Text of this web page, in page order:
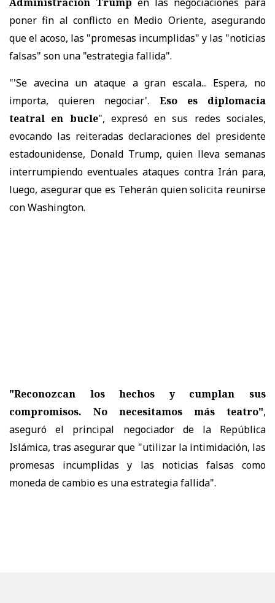
poner fin al conflicto en Medio Oriente, asegurando
que el acoso, las "promesas incumplidas" y las "noticias
falsas" son una "estrategia fallida".
"'Se avecina un ataque a gran escala... Espera, no
importa, quieren negociar'. Eso es diplomacia
teatral en bucle", expresó en sus redes sociales,
evocando las reiteradas declaraciones del presidente
estadounidense, Donald Trump, quien lleva semanas
interrumpiendo eventuales ataques contra Irán para,
luego, asegurar que es Teherán quien solicita reunirse
con Washington.
"Reconozcan los hechos y cumplan sus
compromisos. No necesitamos más teatro",
aseguró el principal negociador de la República
Islámica, tras asegurar que "utilizar la intimidación, las
promesas incumplidas y las noticias falsas como
moneda de cambio es una estrategia fallida".